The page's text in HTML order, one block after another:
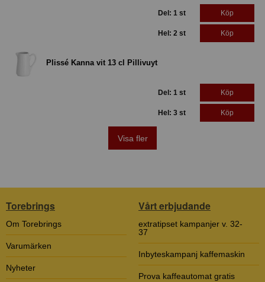
Del: 1 st Köp
Hel: 2 st Köp
Plissé Kanna vit 13 cl Pillivuyt
Del: 1 st Köp
Hel: 3 st Köp
Visa fler
Torebrings
Om Torebrings
Varumärken
Nyheter
Vårt erbjudande
extratipset kampanjer v. 32-
37
Inbyteskampanj kaffemaskin
Prova kaffeautomat gratis